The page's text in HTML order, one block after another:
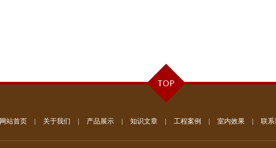
网站首页 关于我们 产品展示 知识文章 工程案例 室内效果 联系